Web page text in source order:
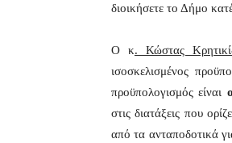
διοικήσετε το Δήμο
Ο κ. Κώστας
ισοσκελισμένος
προϋπολογισμός είναι
στις διατάξεις που
από τα ανταποδοτικά